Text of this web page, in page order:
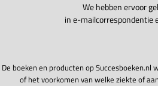
We hebben ervoor
in e-mailcorrespondentie
De boeken en producten op
of het voorkomen van welke ziekte of